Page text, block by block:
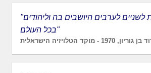
"הארץ הזו שייכת לשניים לערבים היושבים בה וליהודים
בכל העולם"
גוריון, 1970 - מוקד הטלויזיה הישראלית